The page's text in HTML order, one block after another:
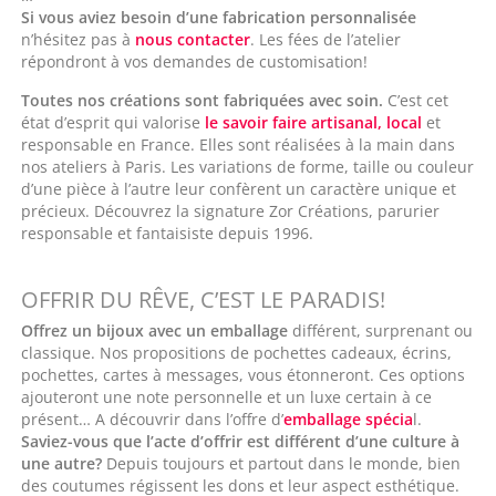
Si vous aviez besoin d’une fabrication personnalisée
n’hésitez pas à nous contacter. Les fées de l’atelier
répondront à vos demandes de customisation!
Toutes nos créations sont fabriquées avec soin. C’est cet
état d’esprit qui valorise le savoir faire artisanal, local et
responsable en France. Elles sont réalisées à la main dans
nos ateliers à Paris. Les variations de forme, taille ou couleur
d’une pièce à l’autre leur confèrent un caractère unique et
précieux. Découvrez la signature Zor Créations, parurier
responsable et fantaisiste depuis 1996.
OFFRIR DU RÊVE, C’EST LE PARADIS!
Offrez un bijoux avec un emballagedifférent, surprenant ou
classique. Nos propositions de pochettes cadeaux, écrins,
pochettes, cartes à messages, vous étonneront. Ces options
ajouteront une note personnelle et un luxe certain à ce
présent… A découvrir dans l’offre d’emballage spécial.
Saviez-vous que l’acte d’offrir est différent d’une culture à
une autre?Depuis toujours et partout dans le monde, bien
des coutumes régissent les dons et leur aspect esthétique.